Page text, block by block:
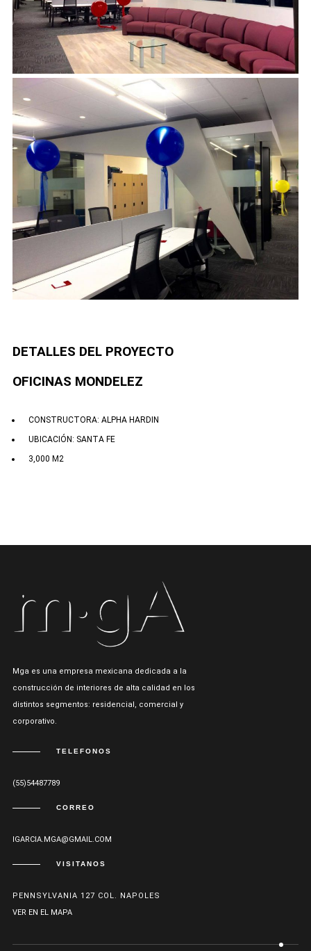
DETALLES DEL PROYECTO
OFICINAS MONDELEZ
CONSTRUCTORA: ALPHA HARDIN
UBICACIÓN: SANTA FE
3,000 M2
Mga es una empresa mexicana dedicada a la
construcción de interiores de alta calidad en los
distintos segmentos: residencial, comercial y
corporativo.
TELEFONOS
(55)54487789
CORREO
IGARCIA.MGA@GMAIL.COM
VISITANOS
PENNSYLVANIA 127 COL. NAPOLES
VER EN EL MAPA